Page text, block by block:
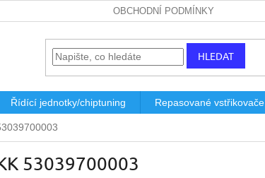
OBCHODNÍ PODMÍNKY
HLEDAT
Řídící jednotky/chiptuning Repasované vstřikovače
53039700003